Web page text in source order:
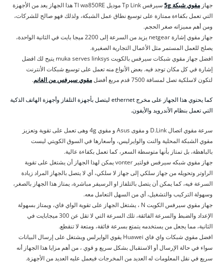
جهاز مقوي شبكة 5g
سيرفس Tp Link موديل Tl wa850RE هذا الجهاز يعد من الأجهزة
التي تعمل بكفاءة ممتازة على توسيع نطاق عمل الشبكة، ولذلك فهو صالح للشركات،
ومن أهم مميزاته صغر الحجم.
جهاز مقوي إشارة netgear يزيد من السرعة إلى 2200 ميجا بايت في الثانية الواحدة،
يصلح للعمل المستمر مثل الأعمال التجارية الصغيرة.
افضل جهاز مقوي شبكات سيرفس بالكويت muka serves linksys يتيح لك افضل
إشارة في كل مكان توجد فيه. بعض الأنواع منه تعمل على توسيع شبكات الأنترنت
لتكون لاسلكية تصل لمسافة 7500 قدم مربع أفضل
مقوي سيرفس من الغانم.
كما يحتوي هذا الجهاز على مخرج ethernet ليتصل بأجهزة التلفاز وأجهزة الهاتف الذكية
التي تعمل بنظام الأندرويد والأيفون.
سرعة مقوي اتصال D.Link و مقوى Asus و مقوي 4g وهى تعمل على تقوية وتعزيز
مقوي الشبكة المحلية والنت والوايرليس، وأسعارها في السوق الكويتي ليست
بالباهظة، بل تمتاز بأنها متوسطة السعر، كما تعمل بكفاءة عالية.
جهاز مقوي شبكه سيرفس فولتير vonter يمكن لهذا الجهاز أن يشتغل على تقوية
الراوتر وتحويله من جهاز سلكي إلى جهاز لا سلكي، أي لا يتصل بالجهاز المراد زيادة
السرعة فيه، كما يمكن أن يتصل بالتلفاز او الرسيفر مباشرة، يمتاز هذا الجهاز بالصغر،
وسهولة التركيب والتشغيل، أي من السهل التعامل معه.
جهاز مقوي سيرفس الكويت N ، يشتغل الجهاز على تقوية الواي فاي، ويمتاز بسهولة
الإعداد والضبط والسرعة الفائقة، تلك السرعة التي لا تقل عن 300 ميجابايت في
الثانية، مما يجعل من يستخدمه يتمتع بسرعة فائقة، ومتعة لا تنقطع.
افضل مقوي شبكات واي فاي Huawei يقوي الوايرلس ويشتغل على إرسال البيانات
سواء في حالة الإرسال أو الاستقبال بشكل سريع و قوي ، من أهم مزايا هذا الجهاز أنه
سريع في نقل المعلومات له العديد من المخرجات فيعمل عليه العديد من الأجهزة.